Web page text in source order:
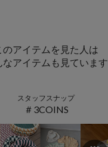
のアイテムを見た人は
なアイテムも見ています
スタッフスナップ
＃3COINS